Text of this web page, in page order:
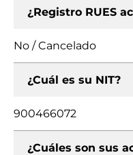
¿Registro RUES
No / Cancelado
¿Cuál es su NIT?
900466072
¿Cuáles son sus